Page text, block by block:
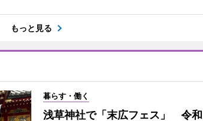
もっと見る
暮らす・働く
浅草神社で「末広フェス」 令和